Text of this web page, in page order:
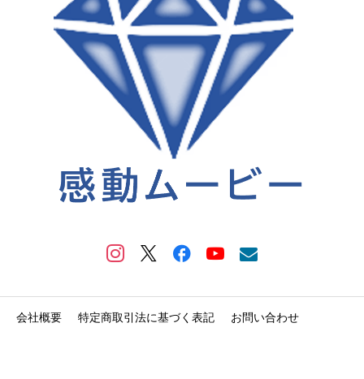
会社概要 特定商取引法に基づく表記 お問い合わせ